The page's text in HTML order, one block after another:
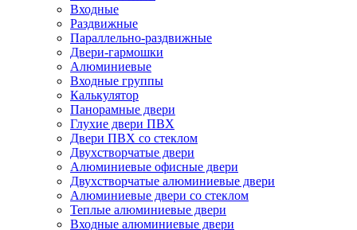
Входные
Раздвижные
Параллельно-раздвижные
Двери-гармошки
Алюминиевые
Входные группы
Калькулятор
Панорамные двери
Глухие двери ПВХ
Двери ПВХ со стеклом
Двухстворчатые двери
Алюминиевые офисные двери
Двухстворчатые алюминиевые двери
Алюминиевые двери со стеклом
Теплые алюминиевые двери
Входные алюминиевые двери